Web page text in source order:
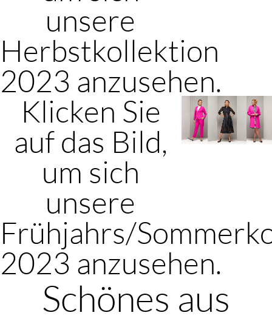
unsere
Herbstkollektion
2023 anzusehen.
Klicken Sie
auf das Bild,
um sich
unsere
Frühjahrs/
2023 anzusehen.
Schönes aus